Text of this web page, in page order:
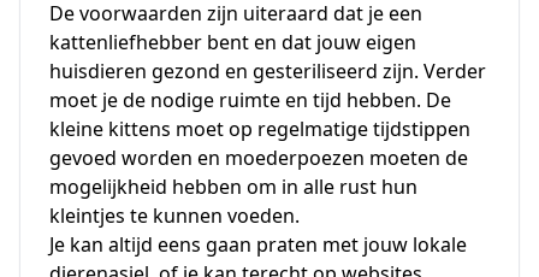
De voorwaarden zijn uiteraard dat je een
kattenliefhebber bent en dat jouw eigen
huisdieren gezond en gesteriliseerd zijn. Verder
moet je de nodige ruimte en tijd hebben. De
kleine kittens moet op regelmatige tijdstippen
gevoed worden en moederpoezen moeten de
mogelijkheid hebben om in alle rust hun
kleintjes te kunnen voeden.
Je kan altijd eens gaan praten met jouw lokale